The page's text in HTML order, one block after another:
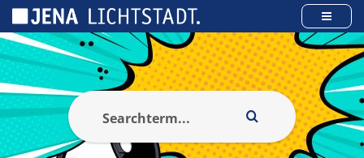
Panel zarządzania plikami cookies